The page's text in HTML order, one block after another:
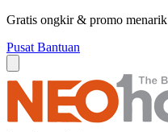
Gratis ongkir & promo
Pusat Bantuan